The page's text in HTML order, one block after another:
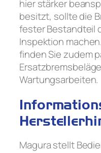
hier stärker
besitzt, sollte die
fester Bestandteil
Inspektion
finden Sie zudem
Wartungsarbeiten.
Magura stellt